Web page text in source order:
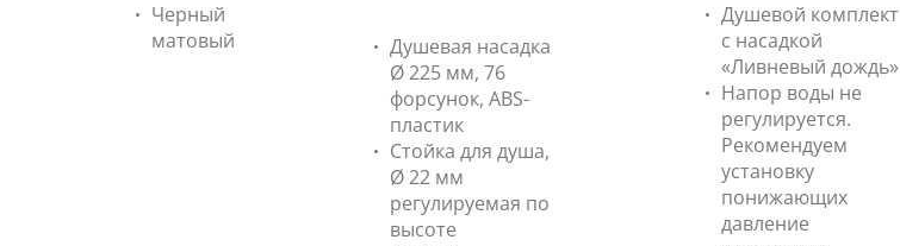
Черный
матовый
Душевая насадка
Ø 225 мм, 76
форсунок, ABS-
пластик
Стойка для душа,
Ø 22 мм
регулируемая по
высоте
Душевой комплект
с насадкой
«Ливневый дождь»
Напор воды не
регулируется.
Рекомендуем
установку
понижающих
давление